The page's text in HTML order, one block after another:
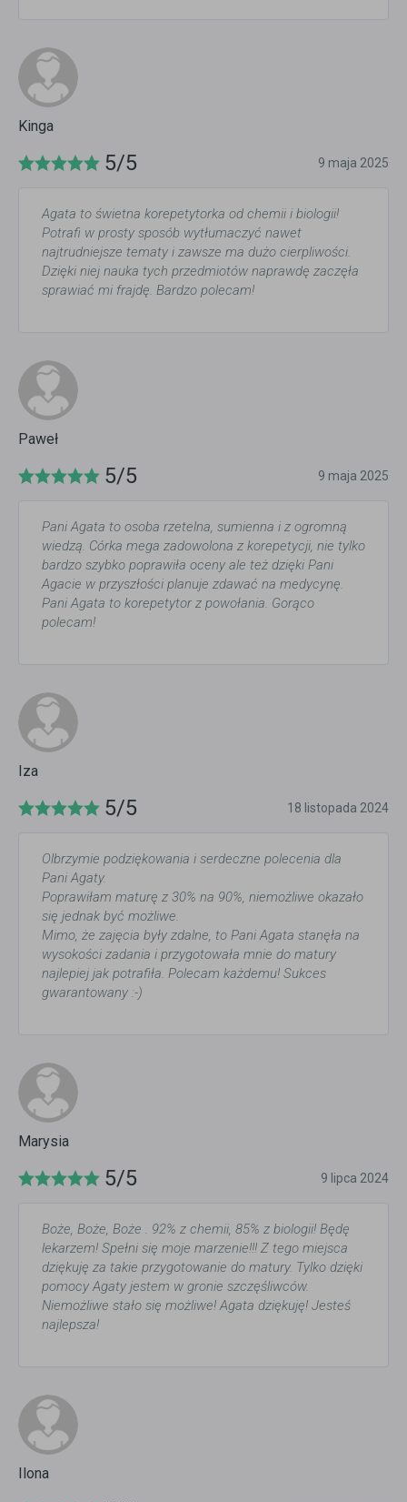
Kinga
5/5 9 maja 2025
Agata to świetna korepetytorka od chemii i biologii!
Potrafi w prosty sposób wytłumaczyć nawet
najtrudniejsze tematy i zawsze ma dużo cierpliwości.
Dzięki niej nauka tych przedmiotów naprawdę zaczęła
sprawiać mi frajdę. Bardzo polecam!
Paweł
5/5 9 maja 2025
Pani Agata to osoba rzetelna, sumienna i z ogromną
wiedzą. Córka mega zadowolona z korepetycji, nie tylko
bardzo szybko poprawiła oceny ale też dzięki Pani
Agacie w przyszłości planuje zdawać na medycynę.
Pani Agata to korepetytor z powołania. Gorąco
polecam!
Iza
5/5 18 listopada 2024
Olbrzymie podziękowania i serdeczne polecenia dla
Pani Agaty.
Poprawiłam maturę z 30% na 90%, niemożliwe okazało
się jednak być możliwe.
Mimo, że zajęcia były zdalne, to Pani Agata stanęła na
wysokości zadania i przygotowała mnie do matury
najlepiej jak potrafiła. Polecam każdemu! Sukces
gwarantowany :-)
Marysia
5/5 9 lipca 2024
Boże, Boże, Boże . 92% z chemii, 85% z biologii! Będę
lekarzem! Spełni się moje marzenie!!! Z tego miejsca
dziękuję za takie przygotowanie do matury. Tylko dzięki
pomocy Agaty jestem w gronie szczęśliwców.
Niemożliwe stało się możliwe! Agata dziękuję! Jesteś
najlepsza!
Ilona